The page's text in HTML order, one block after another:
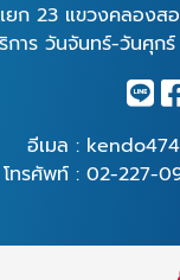
23 แขวงคลองส
การ วันจันทร์-วันศุก
อีเมล :
โทรศัพท์ : 02-227-